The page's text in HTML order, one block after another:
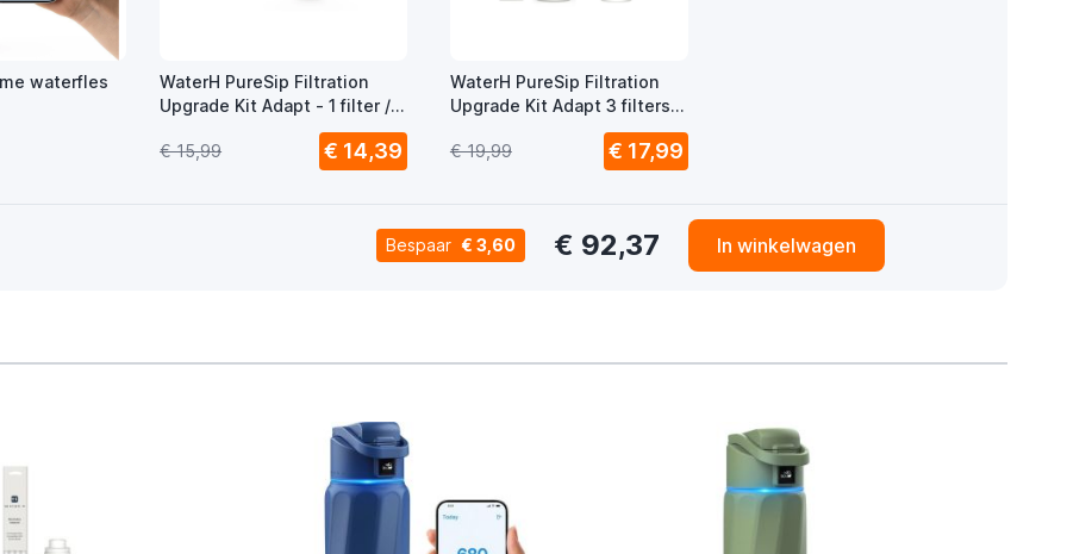
waterfles
WaterH PureSip Filtration
Upgrade Kit Adapt - 1 filter /
€ 15,99
€ 14,39
WaterH PureSip Filtration
Upgrade Kit Adapt 3 filters 4
€ 19,99
€ 17,99
Bespaar € 3,60 € 92,37 In winkelwagen